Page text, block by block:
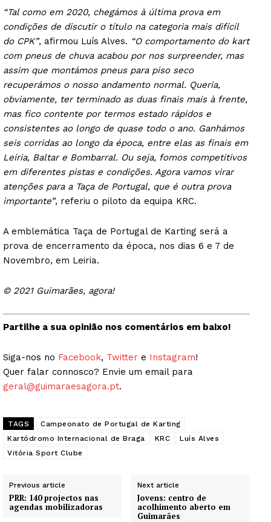
“Tal como em 2020, chegámos à última prova em
condições de discutir o título na categoria mais difícil
do CPK”, afirmou Luís Alves. “O comportamento do kart
com pneus de chuva acabou por nos surpreender, mas
assim que montámos pneus para piso seco
recuperámos o nosso andamento normal. Queria,
obviamente, ter terminado as duas finais mais à frente,
mas fico contente por termos estado rápidos e
consistentes ao longo de quase todo o ano. Ganhámos
seis corridas ao longo da época, entre elas as finais em
Leiria, Baltar e Bombarral. Ou seja, fomos competitivos
em diferentes pistas e condições. Agora vamos virar
atenções para a Taça de Portugal, que é outra prova
importante”, referiu o piloto da equipa KRC.
A emblemática Taça de Portugal de Karting será a
prova de encerramento da época, nos dias 6 e 7 de
Novembro, em Leiria.
© 2021 Guimarães, agora!
Partilhe a sua opinião nos comentários em baixo!
Siga-nos no Facebook, Twitter e Instagram!
Quer falar connosco? Envie um email para
geral@guimaraesagora.pt.
TAGS
Campeonato de Portugal de Karting
Kartódromo Internacional de Braga
KRC
Luís Alves
Vitória Sport Clube
Previous article
PRR: 140 projectos nas
agendas mobilizadoras
Next article
Jovens: centro de
acolhimento aberto em
Guimarães